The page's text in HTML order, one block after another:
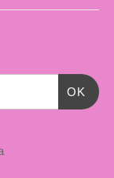
OK